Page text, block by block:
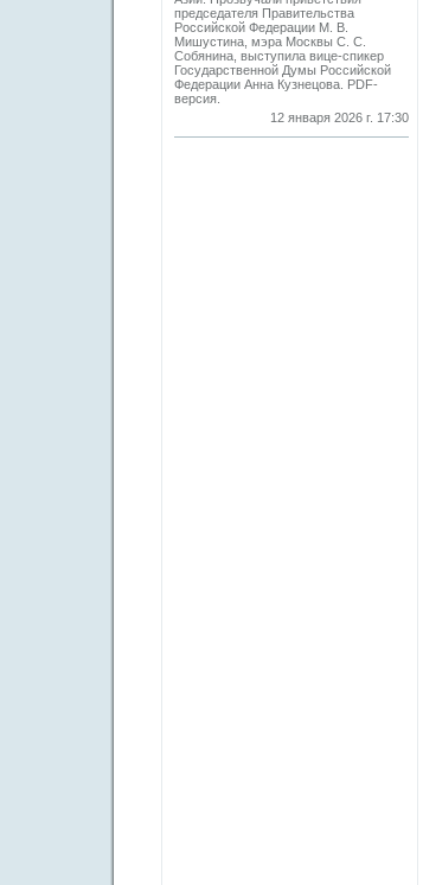
председателя Правительства
Российской Федерации М. В.
Мишустина, мэра Москвы С. С.
Собянина, выступила вице-спикер
Государственной Думы Российской
Федерации Анна Кузнецова. PDF-
версия.
12 января 2026 г. 17:30